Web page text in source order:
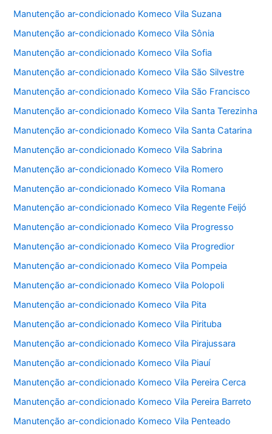
Manutenção ar-condicionado Komeco Vila Suzana
Manutenção ar-condicionado Komeco Vila Sônia
Manutenção ar-condicionado Komeco Vila Sofia
Manutenção ar-condicionado Komeco Vila São Silvestre
Manutenção ar-condicionado Komeco Vila São Francisco
Manutenção ar-condicionado Komeco Vila Santa Terezinha
Manutenção ar-condicionado Komeco Vila Santa Catarina
Manutenção ar-condicionado Komeco Vila Sabrina
Manutenção ar-condicionado Komeco Vila Romero
Manutenção ar-condicionado Komeco Vila Romana
Manutenção ar-condicionado Komeco Vila Regente Feijó
Manutenção ar-condicionado Komeco Vila Progresso
Manutenção ar-condicionado Komeco Vila Progredior
Manutenção ar-condicionado Komeco Vila Pompeia
Manutenção ar-condicionado Komeco Vila Polopoli
Manutenção ar-condicionado Komeco Vila Pita
Manutenção ar-condicionado Komeco Vila Pirituba
Manutenção ar-condicionado Komeco Vila Pirajussara
Manutenção ar-condicionado Komeco Vila Piauí
Manutenção ar-condicionado Komeco Vila Pereira Cerca
Manutenção ar-condicionado Komeco Vila Pereira Barreto
Manutenção ar-condicionado Komeco Vila Penteado